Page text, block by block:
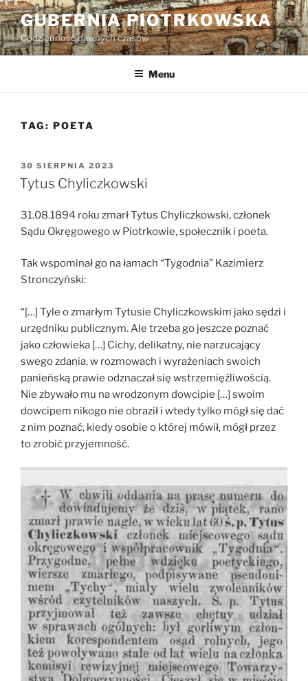
Przejdź
do
treści
GUBERNIA PIOTRKOWSKA
Codzienność dawnych czasów
Menu
TAG: POETA
OPUBLIKOWANE
W
30 SIERPNIA 2023
Tytus Chyliczkowski
31.08.1894 roku zmarł Tytus Chyliczkowski, członek
Sądu Okręgowego w Piotrkowie, społecznik i poeta.
Tak wspominał go na łamach “Tygodnia” Kazimierz
Stronczyński:
“[…] Tyle o zmarłym Tytusie Chyliczkowskim jako sędzi i
urzędniku publicznym. Ale trzeba go jeszcze poznać
jako człowieka […] Cichy, delikatny, nie narzucający
swego zdania, w rozmowach i wyrażeniach swoich
panieńską prawie odznaczał się wstrzemięźliwością.
Nie zbywało mu na wrodzonym dowcipie […] swoim
dowcipem nikogo nie obraził i wtedy tylko mógł się dać
z nim poznać, kiedy osobie o której mówił, mógł przez
to zrobić przyjemność.